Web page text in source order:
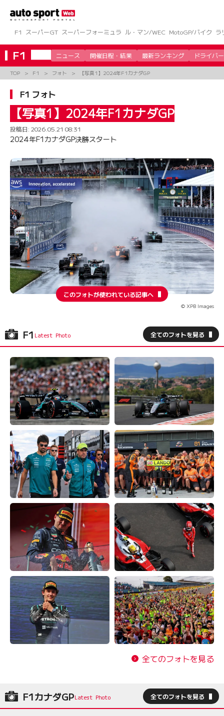
ツ
へ
ス
キ
ッ
F1 スーパーGT スーパーフォーミュラ ル・マン/WEC MotoGP/バイク ラ
F1 ニュース 開催日程・結果 最新ランキング ドライバー
TOP F1 フォト 【写真1】2024年F1カナダGP
F1 フォト
【写真1】2024年F1カナダGP
投稿日: 2026.05.21 08:31
2024年F1カナダGP決勝スタート
このフォトが使われている記事へ
© XPB Images
F1 全てのフォトを見る
全てのフォトを見る
F1カナダGP 全てのフォトを見る